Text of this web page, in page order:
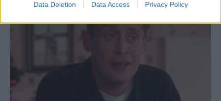
Data Deletion Data Access Privacy Policy